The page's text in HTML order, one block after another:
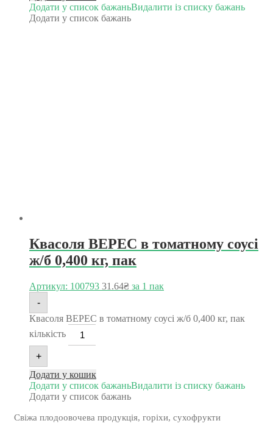
Додати у список бажаньВидалити із списку бажань
Додати у список бажань
Квасоля ВЕРЕС в томатному соусі
ж/б 0,400 кг, пак
Артикул: 100793 31.64₴ за 1 пак
-
Квасоля ВЕРЕС в томатному соусі ж/б 0,400 кг, пак
кількість
+
Додати у кошик
Додати у список бажаньВидалити із списку бажань
Додати у список бажань
Свіжа плодоовочева продукція, горіхи, сухофрукти